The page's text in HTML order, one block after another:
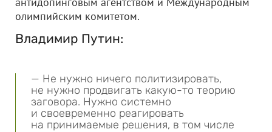
олимпийским комитетом.
Владимир Путин:
— Не нужно ничего политизировать,
не нужно продвигать какую-то теорию
заговора. Нужно системно
и своевременно реагировать
на принимаемые решения, в том числе